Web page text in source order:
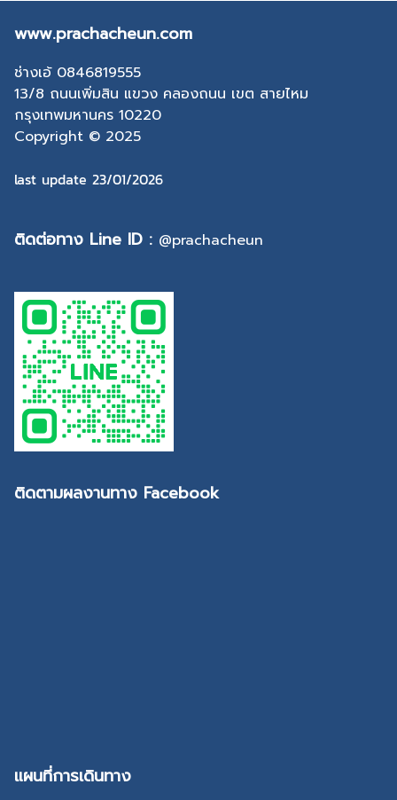
www.prachacheun.com
ช่างเอ้ 0846819555
13/8 ถนนเพิ่มสิน แขวง คลองถนน เขต สายไหม
กรุงเทพมหานคร 10220
Copyright © 2025
last update 23/01/2026
ติดต่อทาง Line ID : @prachacheun
ติดตามผลงานทาง Facebook
แผนที่การเดินทาง